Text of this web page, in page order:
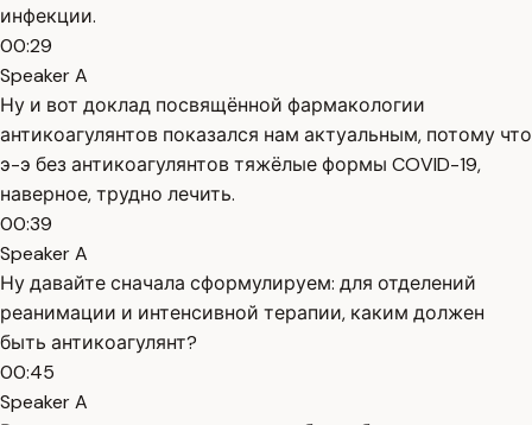
инфекции.
00:29
Speaker A
Ну и вот доклад посвящённой фармакологии
антикоагулянтов показался нам актуальным, потому что
э-э без антикоагулянтов тяжёлые формы COVID-19,
наверное, трудно лечить.
00:39
Speaker A
Ну давайте сначала сформулируем: для отделений
реанимации и интенсивной терапии, каким должен
быть антикоагулянт?
00:45
Speaker A